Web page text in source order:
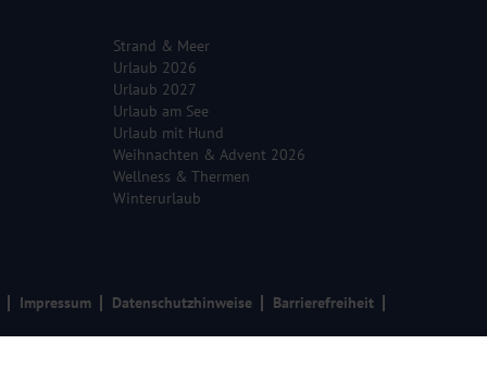
Strand & Meer
Urlaub 2026
Urlaub 2027
Urlaub am See
Urlaub mit Hund
Weihnachten & Advent 2026
Wellness & Thermen
Winterurlaub
Impressum Datenschutzhinweise
Barrierefreiheit